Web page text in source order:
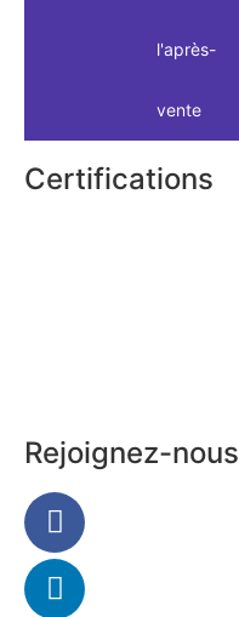
l'après-
vente
Certifications
Rejoignez-nous